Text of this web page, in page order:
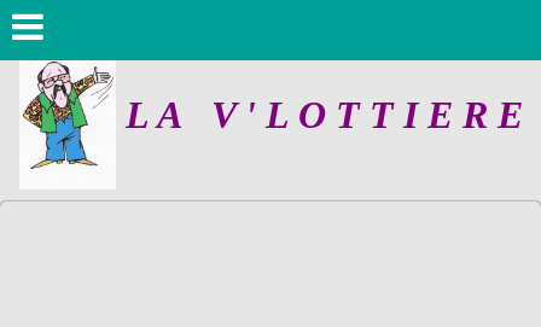
L A V ' L O T T I E R E